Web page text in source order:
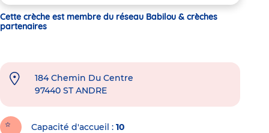
Cette crèche est membre du réseau Babilou & crèches
partenaires
184 Chemin Du Centre
97440 ST ANDRE
Capacité d'accueil 10